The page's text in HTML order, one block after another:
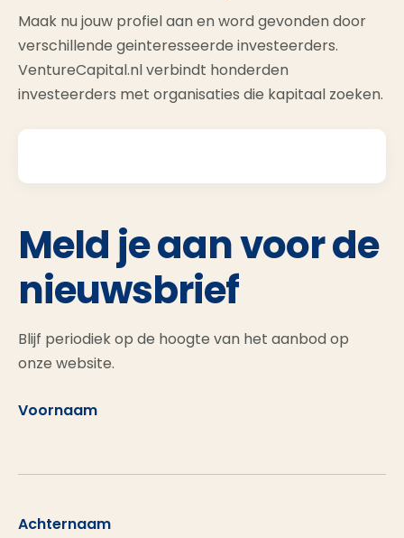
Maak nu jouw profiel aan en word gevonden door
verschillende geinteresseerde investeerders.
VentureCapital.nl verbindt honderden
investeerders met organisaties die kapitaal zoeken.
Meld je aan voor de
nieuwsbrief
Blijf periodiek op de hoogte van het aanbod op
onze website.
Voornaam
Achternaam